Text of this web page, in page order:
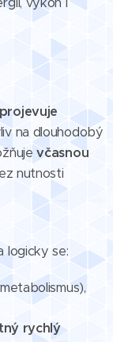
na dlouhodobý
včasnou
nutnosti
logicky se:
rychlý